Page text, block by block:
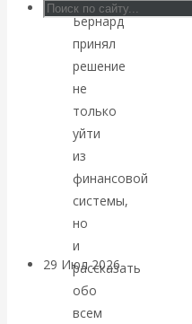
интеллект —
переход к
29 Июл 2026Мировая
финансовая олигархия
Бернард
принял
решение
не
только
уйти
из
финансовой
системы,
но
и
рассказать
обо
всем